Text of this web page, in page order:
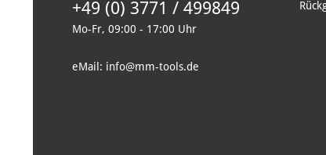
+49 (0) 3771 / 499849
Mo-Fr, 09:00 - 17:00 Uhr
eMail: info@mm-tools.de